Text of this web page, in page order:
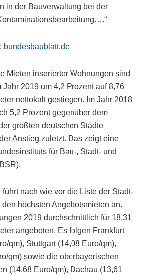
in der Bauverwaltung bei der
bundesbaublatt.de
Mieten inserierter Wohnungen sind
2019 um 4,2 Prozent auf 8,76
nettokalt gestiegen. Im Jahr 2018
5,2 Prozent gegenüber dem
größten deutschen Städte
Anstieg zuletzt. Das zeigt eine
für Bau-, Stadt- und
führt nach wie vor die Liste der Stadt-
höchsten Angebotsmieten an.
2019 durchschnittlich für 18,31
angeboten. Es folgen Frankfurt
qm), Stuttgart (14,08 Euro/qm),
qm) sowie die oberbayerischen
(14,68 Euro/qm), Dachau (13,61